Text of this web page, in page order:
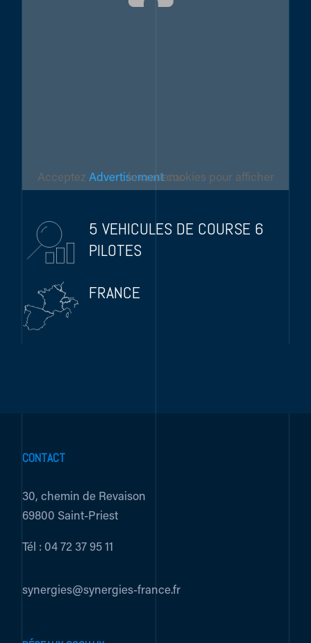
Acceptez Advertisement
cookies pour afficher le contenu.
5 VEHICULES DE COURSE 6
PILOTES
FRANCE
CONTACT
30, chemin de Revaison
69800 Saint-Priest
Tél : 04 72 37 95 11
synergies@synergies-france.fr